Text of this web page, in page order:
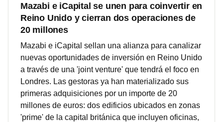
Mazabi e iCapital se unen para coinvertir en
Reino Unido y cierran dos operaciones de
20 millones
Mazabi e iCapital sellan una alianza para canalizar
nuevas oportunidades de inversión en Reino Unido
a través de una 'joint venture' que tendrá el foco en
Londres. Las gestoras ya han materializado sus
primeras adquisiciones por un importe de 20
millones de euros: dos edificios ubicados en zonas
'prime' de la capital británica que incluyen oficinas,